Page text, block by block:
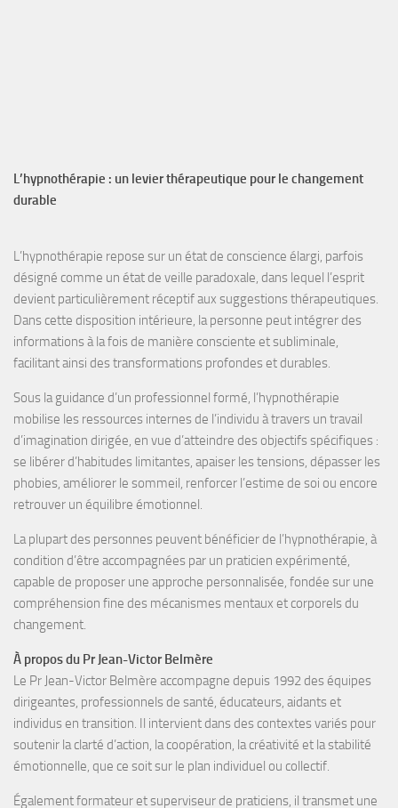
L’hypnothérapie : un levier thérapeutique pour le changement
durable
L’hypnothérapie repose sur un état de conscience élargi, parfois
désigné comme un état de veille paradoxale, dans lequel l’esprit
devient particulièrement réceptif aux suggestionsthérapeutiques.
Dans cette disposition intérieure, la personne peut intégrer des
informations à la fois de manière consciente et subliminale,
facilitant ainsi des transformations profondes et durables.
Sous la guidance d’un professionnel formé, l’hypnothérapie
mobilise les ressources internes de l’individu à travers un travail
d’imagination dirigée, en vue d’atteindre des objectifs spécifiques :
se libérer d’habitudes limitantes, apaiser les tensions, dépasser les
phobies, améliorer le sommeil, renforcer l’estime de soi ou encore
retrouver un équilibre émotionnel.
La plupart des personnes peuvent bénéficier de l’hypnothérapie, à
condition d’être accompagnées par un praticien expérimenté,
capable de proposer une approche personnalisée, fondée sur une
compréhension fine des mécanismes mentaux et corporels du
changement.
À propos du Pr Jean-Victor Belmère
Le Pr Jean-Victor Belmère accompagne depuis 1992 des équipes
dirigeantes, professionnels de santé, éducateurs, aidants et
individus en transition. Il intervient dans des contextes variés pour
soutenir laclarté d’action, la coopération, la créativité et la stabilité
émotionnelle, que ce soit sur le plan individuel ou collectif.
Égalementformateur etsuperviseur de praticiens, il transmet une